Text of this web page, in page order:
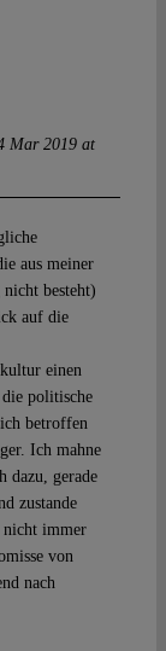
Mar 2019 at
aus meiner
besteht)
auf die
einen
politische
betroffen
Ich mahne
dazu, gerade
zustande
nicht immer
von
nach